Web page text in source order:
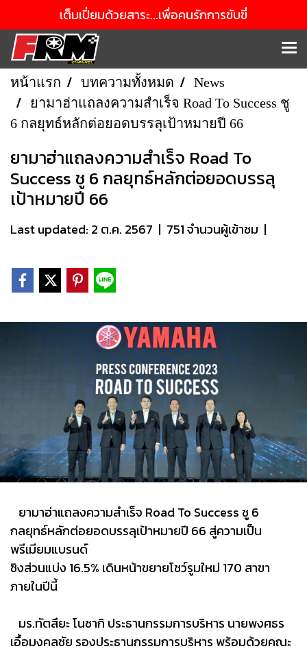
เต็มเปี่ยมด้วยสาระ...เพื่อคนรักการขับขี่
หน้าแรก บทความทั้งหมด
News
ยามาฮ่าแถลงความสำเร็จ Road To Success ชู
6 กลยุทธ์หลักต่อยอดบรรลุเป้าหมายปี 66
ยามาฮ่าแถลงความสำเร็จ Road To
Success ชู 6 กลยุทธ์หลักต่อยอดบรรลุ
เป้าหมายปี 66
Last updated: 2 ต.ค. 2567 | 751 จำนวนผู้เข้าชม |
ยามาฮ่าแถลงความสำเร็จ Road To Success ชู 6
กลยุทธ์หลักต่อยอดบรรลุเป้าหมายปี 66 สู่ความเป็น
พรีเมียมแบรนด์
ชิงส่วนแบ่ง 16.5% เดินหน้าขยายโชว์รูมใหม่ 170 สาขา
ภายในปีนี้
มร.ทัตสึยะ โนซากิ ประธานกรรมการบริหาร นายพงศธร
เอื้อมงคลชัย รองประธานกรรมการบริหาร พร้อมด้วยคณะ